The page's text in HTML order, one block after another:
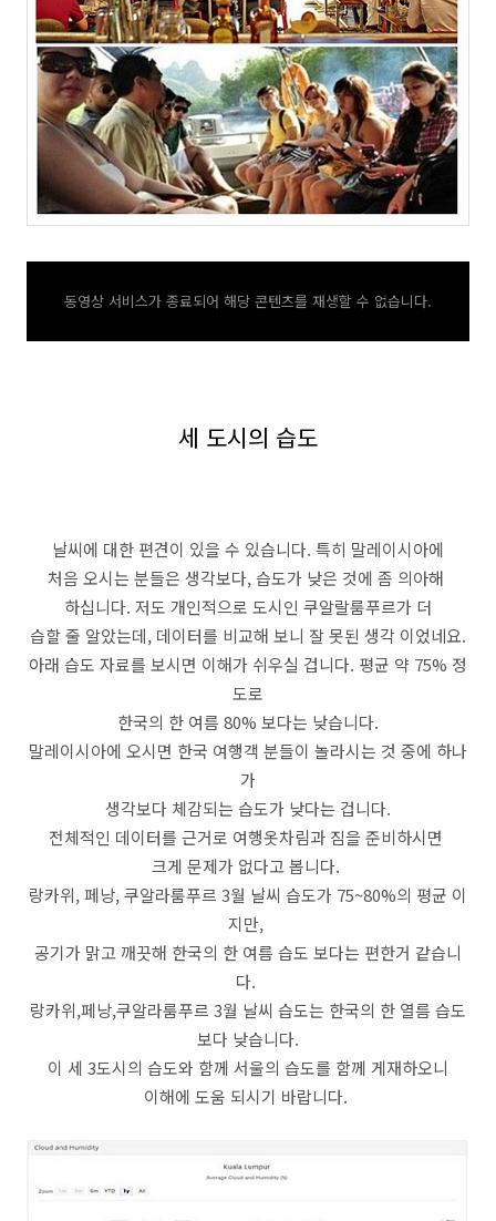
동영상 서비스가 종료되어 해당 콘텐츠를 재생할 수 없습니다.
세 도시의 습도
날씨에 대한 편견이 있을 수 있습니다. 특히 말레이시아에
처음 오시는 분들은 생각보다, 습도가 낮은 것에 좀 의아해
하십니다. 저도 개인적으로 도시인 쿠알랄룸푸르가 더
습할 줄 알았는데, 데이터를 비교해 보니 잘 못된 생각 이었네요.
아래 습도 자료를 보시면 이해가 쉬우실 겁니다. 평균 약 75% 정
도로
한국의 한 여름 80% 보다는 낮습니다.
말레이시아에 오시면 한국 여행객 분들이 놀라시는 것 중에 하나
가
생각보다 체감되는 습도가 낮다는 겁니다.
전체적인 데이터를 근거로 여행옷차림과 짐을 준비하시면
크게 문제가 없다고 봅니다.
랑카위, 페낭, 쿠알라룸푸르 3월 날씨 습도가 75~80%의 평균 이
지만,
공기가 맑고 깨끗해 한국의 한 여름 습도 보다는 편한거 같습니
다.
랑카위,페낭,쿠알라룸푸르 3월 날씨 습도는 한국의 한 열름 습도
보다 낮습니다.
이 세 3도시의 습도와 함께 서울의 습도를 함께 게재하오니
이해에 도움 되시기 바랍니다.